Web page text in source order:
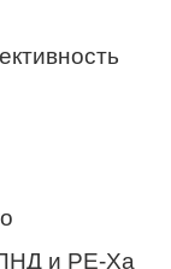
и РЕ-Ха